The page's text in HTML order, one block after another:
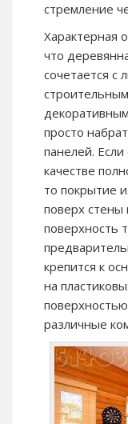
стремление
Характерная
что
сочетается с
просто
панелей.
качестве
то покрытие
поверх стены
поверхность
крепится к
на
различные